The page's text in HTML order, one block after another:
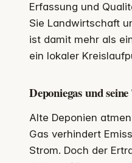
Erfassung und
Sie Landwirtschaft
ist damit mehr als
ein lokaler
Deponiegas und
Alte Deponien
Gas verhindert
Strom. Doch der